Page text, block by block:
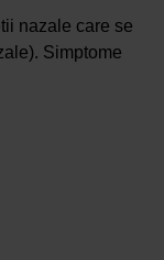
nazale care se
Simptome